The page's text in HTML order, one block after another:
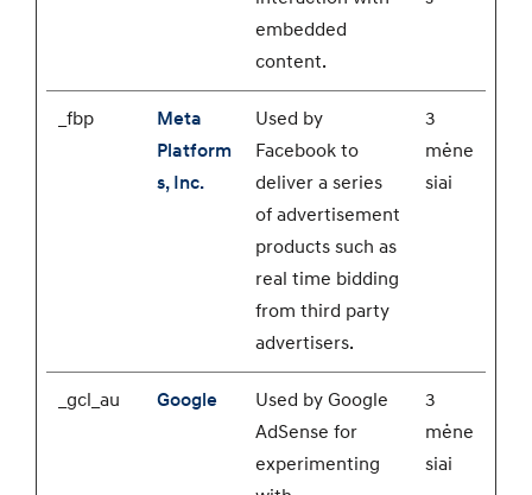
embedded
content.
_fbp
Meta
Platform
s, Inc.
Used by
Facebook to
deliver a series
of advertisement
products such as
real time bidding
from third party
advertisers.
3
mėne
siai
_gcl_au Google
Used by Google
AdSense for
experimenting
3
mėne
siai